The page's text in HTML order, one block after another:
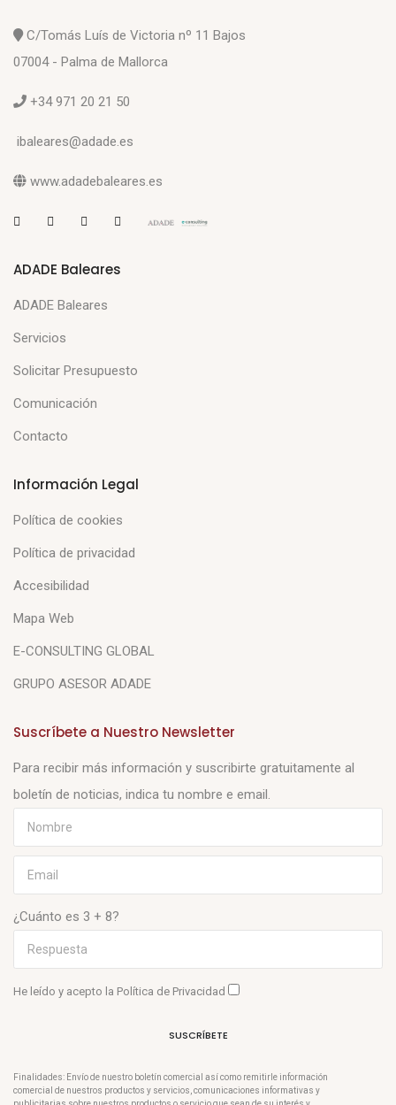
C/Tomás Luís de Victoria nº 11 Bajos
07004 - Palma de Mallorca
+34 971 20 21 50
ibaleares@adade.es
www.adadebaleares.es
ADADE Baleares
ADADE Baleares
Servicios
Solicitar Presupuesto
Comunicación
Contacto
Información Legal
Política de cookies
Política de privacidad
Accesibilidad
Mapa Web
E-CONSULTING GLOBAL
GRUPO ASESOR ADADE
Suscríbete a Nuestro Newsletter
Para recibir más información y suscribirte gratuitamente al
boletín de noticias, indica tu nombre e email.
¿Cuánto es 3 + 8?
He leído y acepto la Política de Privacidad
SUSCRÍBETE
Finalidades: Envío de nuestro boletín comercial así como remitirle información
comercial de nuestros productos y servicios, comunicaciones informativas y